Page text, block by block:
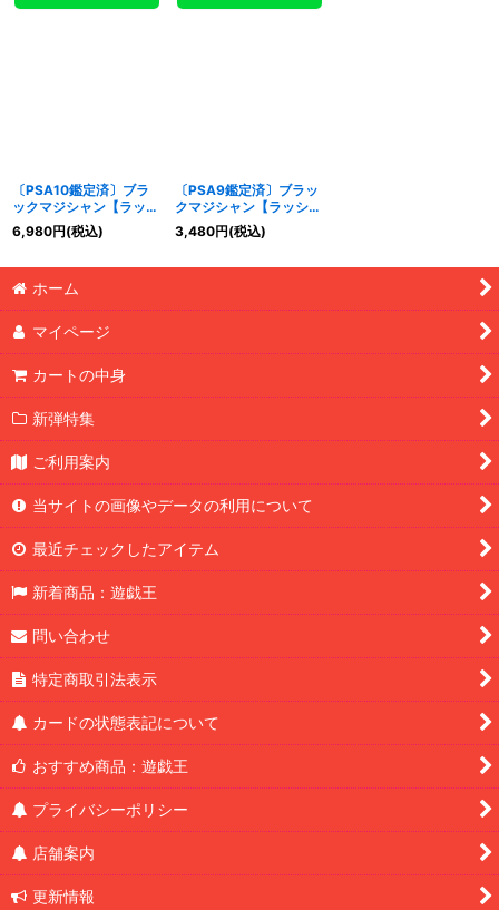
〔PSA10鑑定済〕ブラ
ックマジシャン【ラッシ
ュレア】{RD/KP02-
JP000 }《RDモンスタ
6,980円(税込)
〔PSA9鑑定済〕ブラッ
クマジシャン【ラッシュ
レア】{RD/KP02-
JP000 }《RDモンスタ
3,480円(税込)
ホーム
マイページ
カートの中身
新弾特集
ご利用案内
当サイトの画像やデータの利用について
最近チェックしたアイテム
新着商品：遊戯王
問い合わせ
特定商取引法表示
カードの状態表記について
おすすめ商品：遊戯王
プライバシーポリシー
店舗案内
更新情報